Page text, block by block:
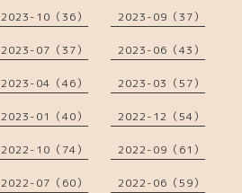
2023-10（36） 2023-09（37）
2023-07（37） 2023-06（43）
2023-04（46） 2023-03（57）
2023-01（40） 2022-12（54）
2022-10（74） 2022-09（61）
2022-07（60） 2022-06（59）